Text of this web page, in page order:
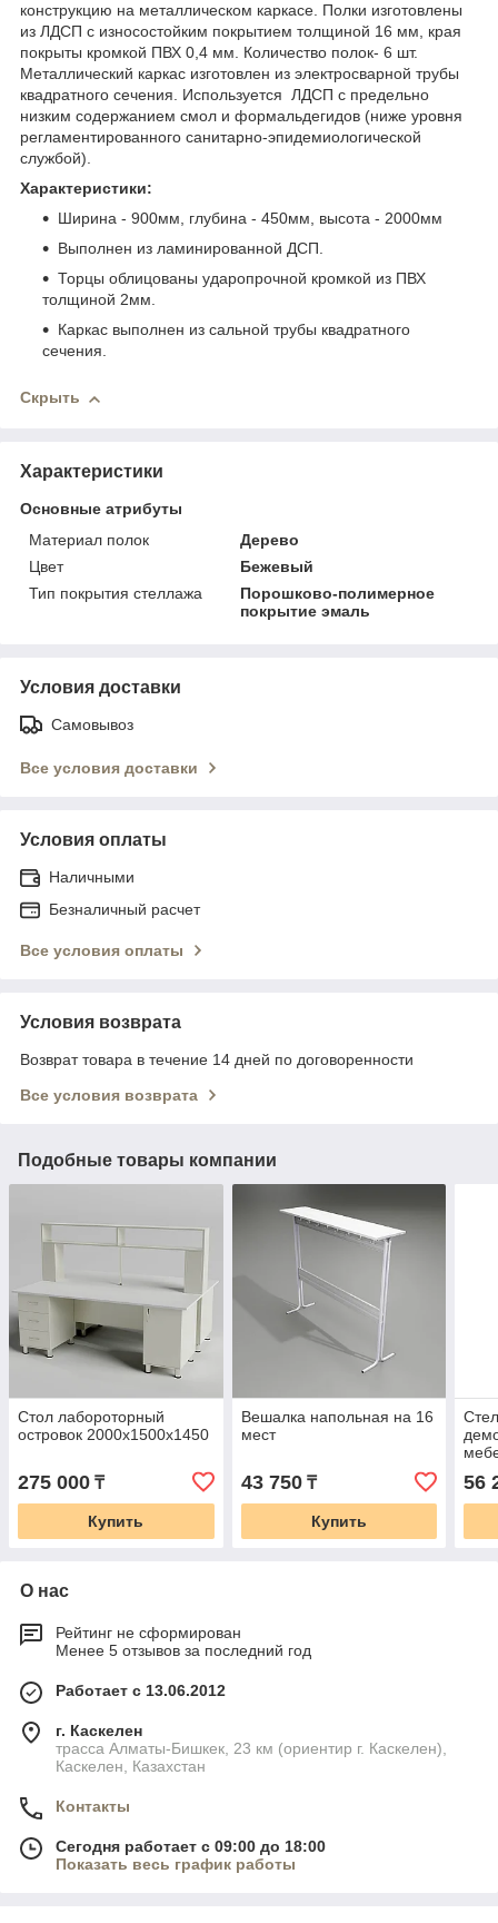
конструкцию на металлическом каркасе. Полки изготовлены
из ЛДСП с износостойким покрытием толщиной 16 мм, края
покрыты кромкой ПВХ 0,4 мм. Количество полок- 6 шт.
Металлический каркас изготовлен из электросварной трубы
квадратного сечения. Используется ЛДСП с предельно
низким содержанием смол и формальдегидов (ниже уровня
регламентированного санитарно-эпидемиологической
службой).
Характеристики:
Ширина - 900мм, глубина - 450мм, высота - 2000мм
Выполнен из ламинированной ДСП.
Торцы облицованы ударопрочной кромкой из ПВХ
толщиной 2мм.
Каркас выполнен из сальной трубы квадратного
сечения.
Скрыть
Характеристики
Основные атрибуты
Материал полок
Дерево
Цвет
Бежевый
Тип покрытия стеллажа
Порошково-полимерное
покрытие эмаль
Условия доставки
Самовывоз
Все условия доставки
Условия оплаты
Наличными
Безналичный расчет
Все условия оплаты
Условия возврата
Возврат товара в течение 14 дней по договоренности
Все условия возврата
Подобные товары компании
Стол лабороторный
островок 2000х1500х1450
275 000 ₸
Купить
Вешалка напольная на 16
мест
43 750₸
Купить
56
О нас
Рейтинг не сформирован
Менее 5 отзывов за последний год
Работает с 13.06.2012
г. Каскелен
трасса Алматы-Бишкек, 23 км (ориентир г. Каскелен),
Каскелен, Казахстан
Контакты
Сегодня работает с 09:00 до 18:00
Показать весь график работы